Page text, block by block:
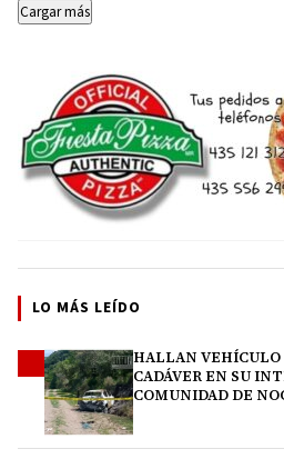
Cargar más
LO MÁS LEÍDO
HALLAN VEHÍCULO
CADÁVER EN SU
COMUNIDAD DE